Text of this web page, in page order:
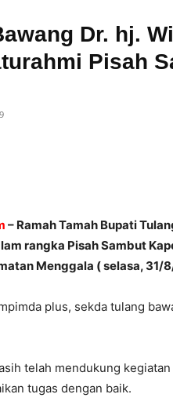
Dr. hj.
Pisah
– Ramah Tamah Bupati
rangka Pisah Sambut
Menggala ( selasa, 31/
plus, sekda tulang
telah mendukung
tugas dengan baik.